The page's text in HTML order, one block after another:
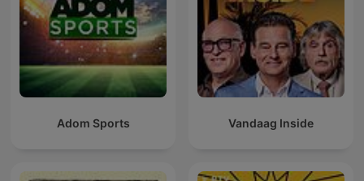
Adom Sports Vandaag Inside